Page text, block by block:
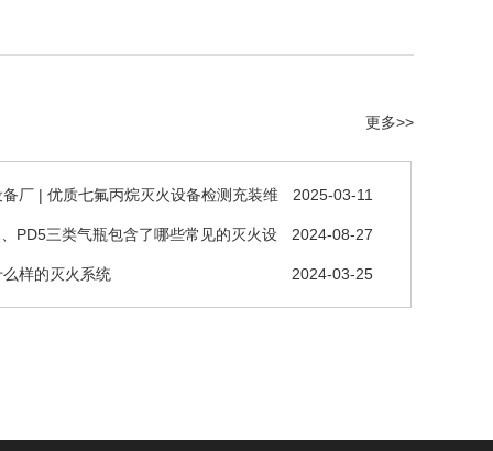
更多>>
2025-03-11
厂 | 优质七氟丙烷灭火设备检测充装维
2024-08-27
PD5三类气瓶包含了哪些常见的灭火设
2024-03-25
样的灭火系统